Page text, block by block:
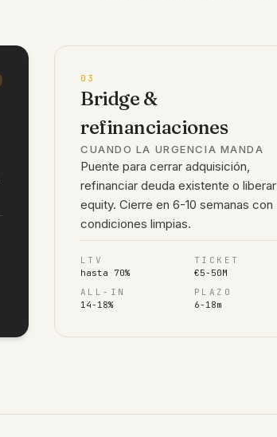
03
Bridge &
refinanciaciones
CUANDO LA URGENCIA MANDA
Puente para cerrar adquisición,
refinanciar deuda existente o liberar
equity. Cierre en 6-10 semanas con
condiciones limpias.
LTV
hasta 70%
TICKET
€5-50M
ALL-IN
14-18%
PLAZO
6-18m